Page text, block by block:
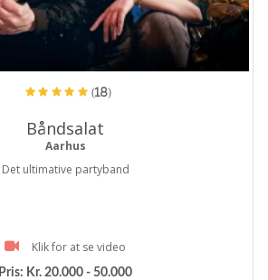
(18)
Båndsalat
Aarhus
Det ultimative partyband
Klik for at se video
Pris: Kr. 20.000 - 50.000